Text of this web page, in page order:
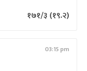
१७१/३ (१९.२)
03:15 pm